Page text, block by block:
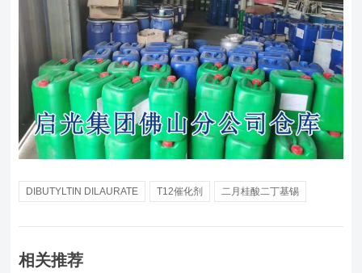
DIBUTYLTIN DILAURATE T12催化剂 二月桂酸二丁基锡
相关推荐